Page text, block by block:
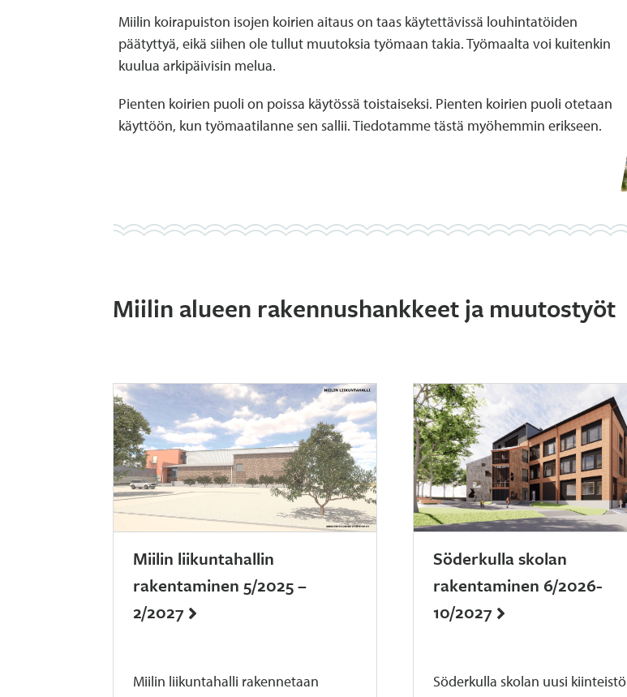
Miilin koirapuiston isojen koirien aitaus on taas käytettävissä louhintatöiden
päätyttyä, eikä siihen ole tullut muutoksia työmaan takia. Työmaalta voi kuitenkin
kuulua arkipäivisin melua.
Pienten koirien puoli on poissa käytössä toistaiseksi. Pienten koirien puoli otetaan
käyttöön, kun työmaatilanne sen sallii. Tiedotamme tästä myöhemmin erikseen.
Miilin alueen rakennushankkeet ja muutostyöt
Miilin liikuntahallin
rakentaminen 5/2025 –
2/2027
Miilin liikuntahalli rakennetaan
Söderkulla skolan
rakentaminen 6/2026-
10/2027
Söderkulla skolan uusi kiinteistö